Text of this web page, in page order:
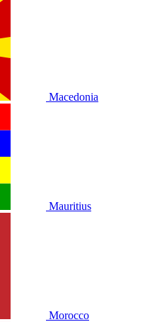
Macedonia
Mauritius
Morocco